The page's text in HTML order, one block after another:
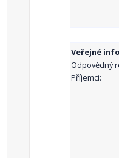
Veřejné
Odpovědný
Příjemci: